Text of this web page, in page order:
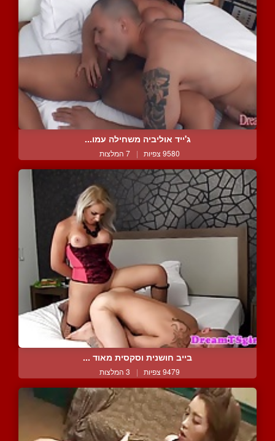
ג'ייד אוליביה משחילה עמו...
9580 צפיות | 7 המלצות
בייב חושנית וסקסית מאוד ...
9479 צפיות | 3 המלצות